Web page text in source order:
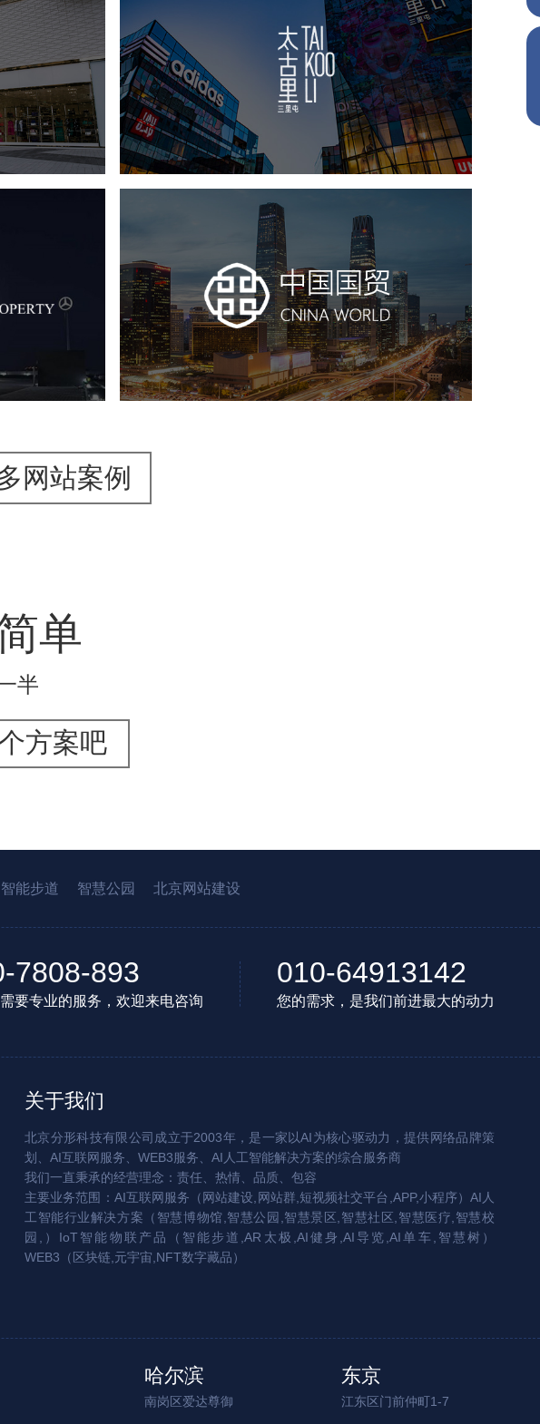
网页设计
太古里
房地产 商业地产 地产网站建设
品牌官网
中国国贸
房地产 商业地产
地产网站建设
地产网站设计
网站建设 电商网站
网站案例
单
半
方案吧
智能步道 智慧公园 北京网站建设
7808-893
要专业的服务，欢迎来电咨询
010-64913142
您的需求，是我们前进最大的动力
关于我们
北京分形科技有限公司成立于2003年，是一家以AI为核心驱动力，提供网络品牌策
划、AI互联网服务、WEB3服务、AI人工智能解决方案的综合服务商
我们一直秉承的经营理念：责任、热情、品质、包容
主要业务范围：AI互联网服务（网站建设,网站群,短视频社交平台,APP,小程序）AI人
工智能行业解决方案（智慧博物馆,智慧公园,智慧景区,智慧社区,智慧医疗,智慧校
园,）IoT智能物联产品（智能步道,AR太极,AI健身,AI导览,AI单车,智慧树）
WEB3（区块链,元宇宙,NFT数字藏品）
哈尔滨
南岗区爱达尊御
东京
江东区门前仲町1-7